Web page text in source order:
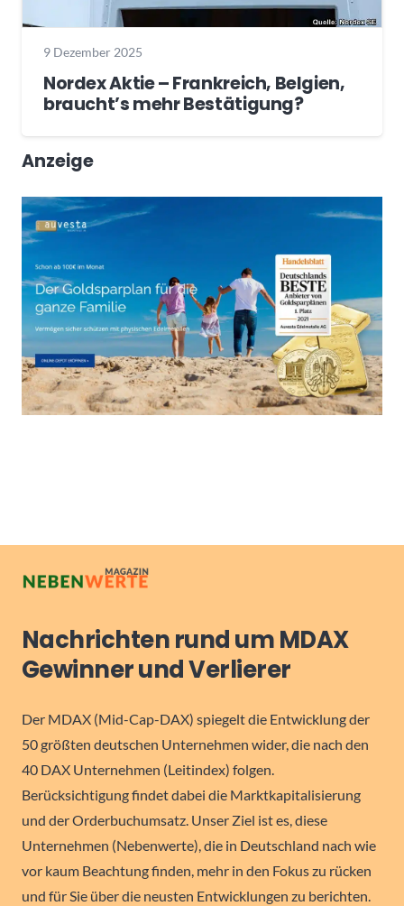
9 Dezember 2025
Nordex Aktie – Frankreich, Belgien,
braucht’s mehr Bestätigung?
Anzeige
Nachrichten rund um MDAX
Gewinner und Verlierer
Der MDAX (Mid-Cap-DAX) spiegelt die Entwicklung der
50 größten deutschen Unternehmen wider, die nach den
40 DAX Unternehmen (Leitindex) folgen.
Berücksichtigung findet dabei die Marktkapitalisierung
und der Orderbuchumsatz. Unser Ziel ist es, diese
Unternehmen (Nebenwerte), die in Deutschland nach wie
vor kaum Beachtung finden, mehr in den Fokus zu rücken
und für Sie über die neusten Entwicklungen zu berichten.